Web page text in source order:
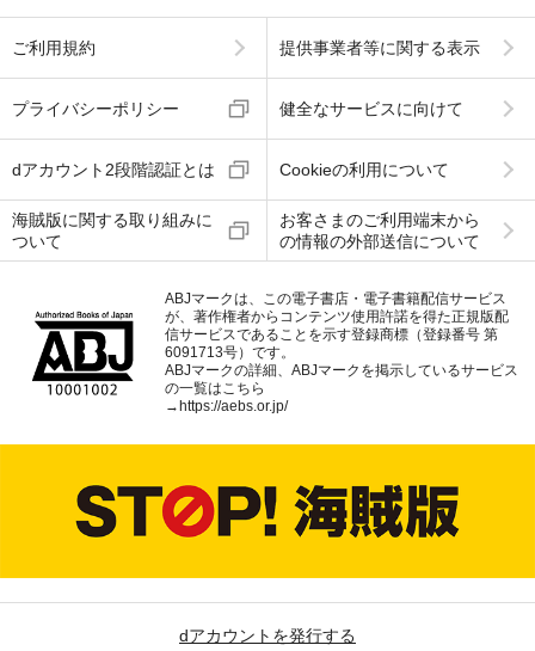
ご利用規約 提供事業者等に関する表示
プライバシーポリシー 健全なサービスに向けて
dアカウント2段階認証とは Cookieの利用について
海賊版に関する取り組みに
ついて
お客さまのご利用端末から
の情報の外部送信について
ABJマークは、この電子書店・電子書籍配信サービス
が、著作権者からコンテンツ使用許諾を得た正規版配
信サービスであることを示す登録商標（登録番号 第
6091713号）です。
ABJマークの詳細、ABJマークを掲示しているサービス
の一覧はこちら
→ https://aebs.or.jp/
dアカウントを発行する